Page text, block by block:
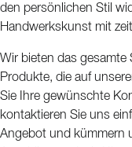
exklusive
den persönlichen Stil
Handwerkskunst mit
Wir bieten das gesamte
Produkte, die auf
Sie Ihre gewünschte
kontaktieren Sie uns
Angebot und kümmern